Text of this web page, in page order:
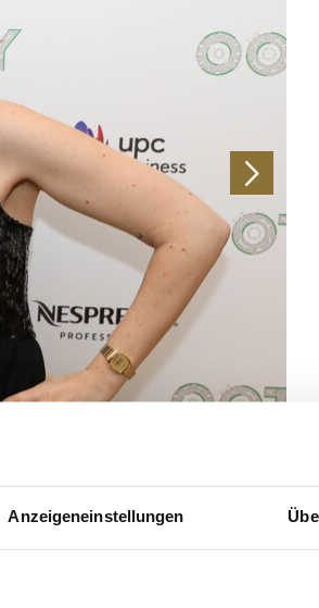
Anzeigeneinstellungen